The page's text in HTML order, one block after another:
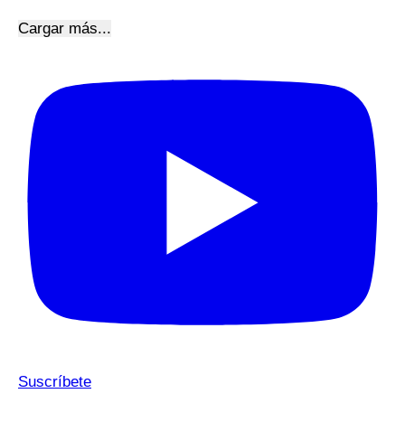
Cargar más...
Suscríbete